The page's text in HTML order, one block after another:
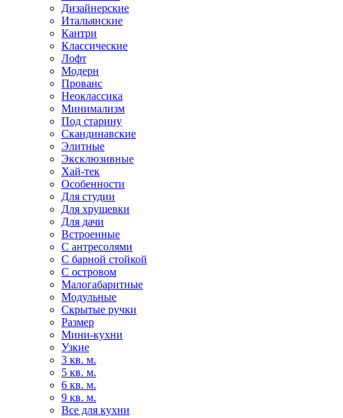
Дизайнерские
Итальянские
Кантри
Классические
Лофт
Модерн
Прованс
Неоклассика
Минимализм
Под старину
Скандинавские
Элитные
Эксклюзивные
Хай-тек
Особенности
Для студии
Для хрущевки
Для дачи
Встроенные
С антресолями
С барной стойкой
С островом
Малогабаритные
Модульные
Скрытые ручки
Размер
Мини-кухни
Узкие
3 кв. м.
5 кв. м.
6 кв. м.
9 кв. м.
Все для кухни